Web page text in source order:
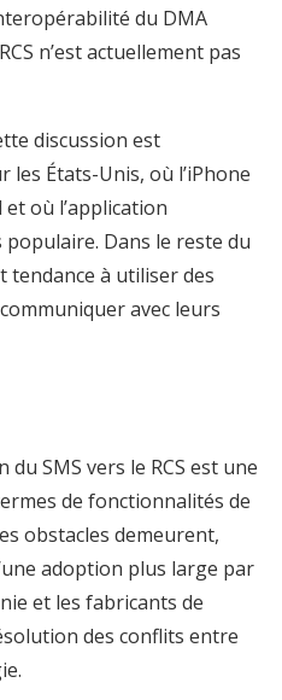
du DMA
n’est actuellement pas
discussion est
États-Unis, où l’iPhone
où l’application
populaire. Dans le reste du
tendance à utiliser des
avec leurs
SMS vers le RCS est une
de fonctionnalités de
obstacles demeurent,
adoption plus large par
et les fabricants de
des conflits entre